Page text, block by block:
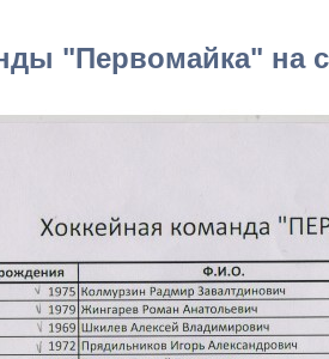
"Первомайка" на